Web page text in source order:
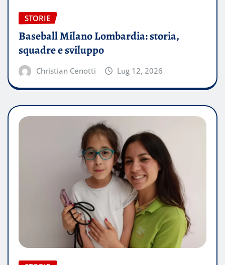
STORIE
Baseball Milano Lombardia: storia,
squadre e sviluppo
Christian Cenotti Lug 12, 2026